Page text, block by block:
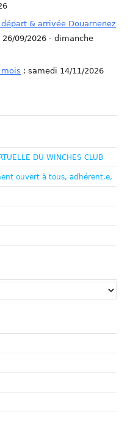
& arrivée Douarnenez
26/09/2026 - dimanche
: samedi 14/11/2026
DU WINCHES CLUB
ouvert à tous, adhérent.e,